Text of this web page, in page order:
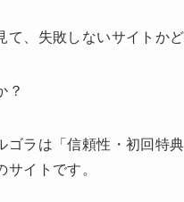
て、失敗しないサイトか
？
ゴラは「信頼性・初回特
イトです。